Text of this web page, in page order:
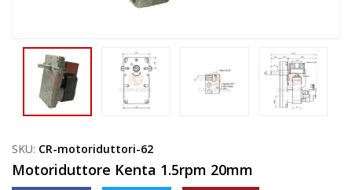
SKU: CR-motoriduttori-62
Motoriduttore Kenta 1.5rpm 20mm